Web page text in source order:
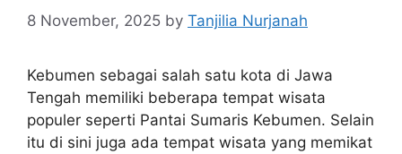
8 November, 2025 by Tanjilia Nurjanah
Kebumen sebagai salah satu kota di Jawa
Tengah memiliki beberapa tempat wisata
populer seperti Pantai Sumaris Kebumen. Selain
itu di sini juga ada tempat wisata yang memikat